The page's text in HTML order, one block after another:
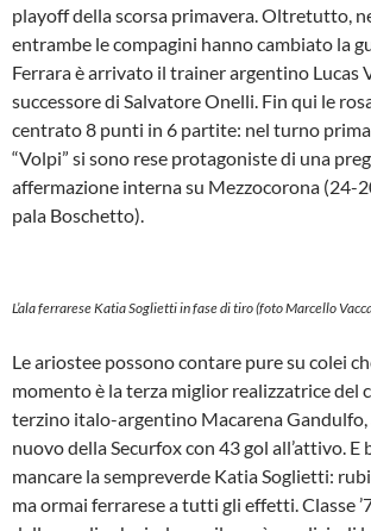
playoff della scorsa primavera. Oltretutto,
entrambe le compagini hanno cambiato la
Ferrara è arrivato il trainer argentino Lucas
successore di Salvatore Onelli. Fin qui le
centrato 8 punti in 6 partite: nel turno prima
“Volpi” si sono rese protagoniste di una
affermazione interna su Mezzocorona (24-
pala Boschetto).
L’ala ferrarese Katia Soglietti in fase di tiro (foto Marcello
Le ariostee possono contare pure su colei
momento è la terza miglior realizzatrice del
terzino italo-argentino Macarena
nuovo della Securfox con 43 gol all’attivo.
mancare la sempreverde Katia Soglietti:
ma ormai ferrarese a tutti gli effetti. Classe